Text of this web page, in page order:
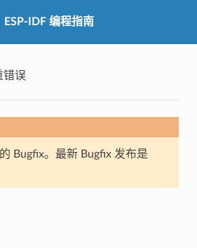
ESP-IDF 编程指南
错误
Bugfix。最新 Bugfix 发布是